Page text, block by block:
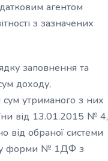
агентом
з зазначених
заповнення та
доходу,
сум утриманого з них
від 13.01.2015 № 4,
від обраної системи
форми № 1ДФ з